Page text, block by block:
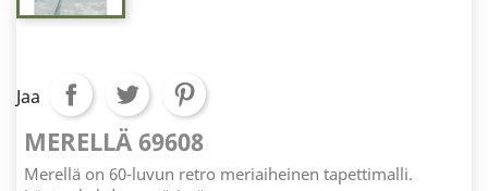
Jaa
MERELLÄ 69608
Merellä on 60-luvun retro meriaiheinen tapettimalli.